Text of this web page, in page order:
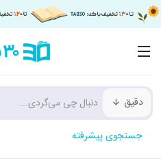
دقیق
جستجوی پیشرفته